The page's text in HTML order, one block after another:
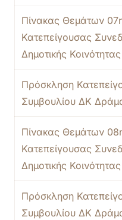
Πίνακας Θεμάτων
Κατεπείγουσας
Δημοτικής
Πρόσκληση
Συμβουλίου ΔΚ
Πίνακας Θεμάτων
Κατεπείγουσας
Δημοτικής
Πρόσκληση
Συμβουλίου ΔΚ